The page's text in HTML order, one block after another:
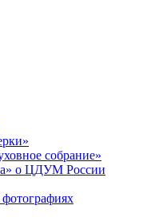
собрание»
о ЦДУМ России